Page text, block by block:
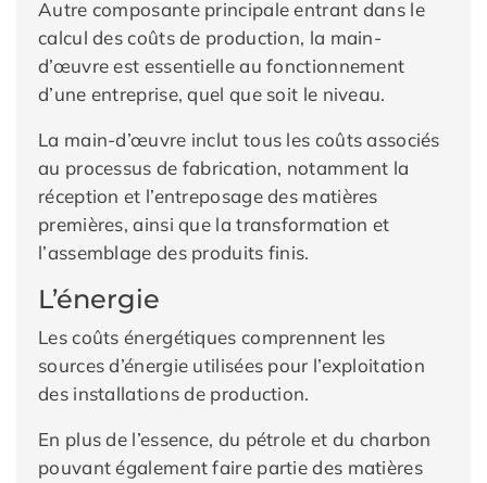
Autre composante principale entrant dans le
calcul des coûts de production, la main-
d’œuvre est essentielle au fonctionnement
d’une entreprise, quel que soit le niveau.
La main-d’œuvre inclut tous les coûts associés
au processus de fabrication, notamment la
réception et l’entreposage des matières
premières, ainsi que la transformation et
l’assemblage des produits finis.
L’énergie
Les coûts énergétiques comprennent les
sources d’énergie utilisées pour l’exploitation
des installations de production.
En plus de l’essence, du pétrole et du charbon
pouvant également faire partie des matières